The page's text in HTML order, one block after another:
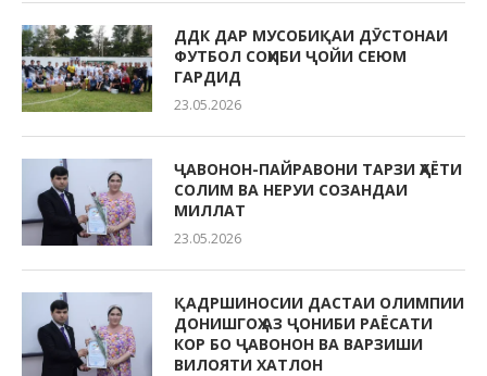
ДДК ДАР МУСОБИҚАИ ДӮСТОНАИ
ФУТБОЛ СОҲИБИ ҶОЙИ СЕЮМ
ГАРДИД
23.05.2026
ҶАВОНОН-ПАЙРАВОНИ ТАРЗИ ҲАЁТИ
СОЛИМ ВА НЕРУИ СОЗАНДАИ
МИЛЛАТ
23.05.2026
ҚАДРШИНОСИИ ДАСТАИ ОЛИМПИИ
ДОНИШГОҲ АЗ ҶОНИБИ РАЁСАТИ
КОР БО ҶАВОНОН ВА ВАРЗИШИ
ВИЛОЯТИ ХАТЛОН